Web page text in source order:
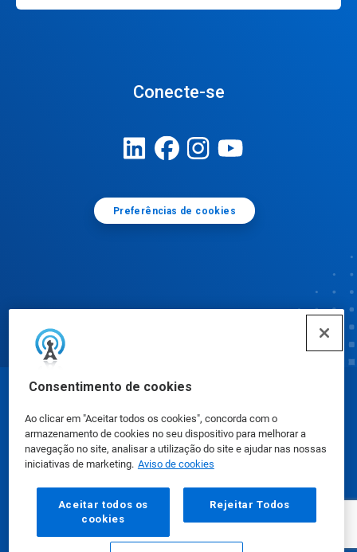
Consentimento de cookies
Ao clicar em "Aceitar todos os cookies", concorda com o
armazenamento de cookies no seu dispositivo para melhorar a
navegação no site, analisar a utilização do site e ajudar nas nossas
iniciativas de marketing. Aviso de cookies
Aceitar todos os
cookies
Rejeitar Todos
Conecte-se
Preferências de cookies
Fichas de Informação de Segurança de Produtos
Químicos|Política de Privacidade